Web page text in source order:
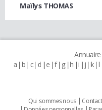
Maïlys THOMAS
a b c d e f g h i j k l
Qui sommes nous Contact